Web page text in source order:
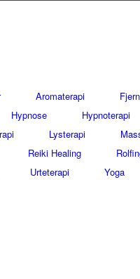
Aromaterapi
Hypnose Hypnoterapi
Lysterapi
Reiki Healing
Urteterapi Yoga